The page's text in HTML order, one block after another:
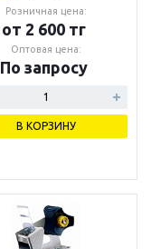
Розничная цена:
от 2 600 тг
Оптовая цена:
По запросу
В КОРЗИНУ